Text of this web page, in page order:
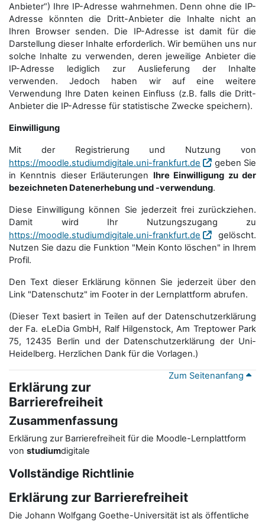
Anbieter“) Ihre IP-Adresse wahrnehmen. Denn ohne die IP-
Adresse könnten die Dritt-Anbieter die Inhalte nicht an
Ihren Browser senden. Die IP-Adresse ist damit für die
Darstellung dieser Inhalte erforderlich. Wir bemühen uns nur
solche Inhalte zu verwenden, deren jeweilige Anbieter die
IP-Adresse lediglich zur Auslieferung der Inhalte
verwenden. Jedoch haben wir auf eine weitere
Verwendung Ihre Daten keinen Einfluss (z.B. falls die Dritt-
Anbieter die IP-Adresse für statistische Zwecke speichern).
Einwilligung
Mit der Registrierung und Nutzung von
https://moodle.studiumdigitale.uni-frankfurt.de
geben Sie
in Kenntnis dieser Erläuterungen Ihre Einwilligung zu der
bezeichneten Datenerhebung und -verwendung.
Diese Einwilligung können Sie jederzeit frei zurückziehen.
Damit wird Ihr Nutzungszugang zu
https://moodle.studiumdigitale.uni-frankfurt.de
gelöscht.
Nutzen Sie dazu die Funktion "Mein Konto löschen" in Ihrem
Profil.
Den Text dieser Erklärung können Sie jederzeit über den
Link "Datenschutz" im Footer in der Lernplattform abrufen.
(Dieser Text basiert in Teilen auf der Datenschutzerklärung
der Fa. eLeDia GmbH, Ralf Hilgenstock, Am Treptower Park
75, 12435 Berlin und der Datenschutzerklärung der Uni-
Heidelberg. Herzlichen Dank für die Vorlagen.)
Zum Seitenanfang
Erklärung zur
Barrierefreiheit
Zusammenfassung
Erklärung zur Barrierefreiheit für die Moodle-Lernplattform
von studiumdigitale
Vollständige Richtlinie
Erklärung zur Barrierefreiheit
Die Johann Wolfgang Goethe-Universität ist als öffentliche